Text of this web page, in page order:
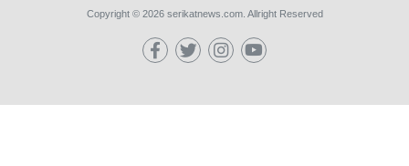
Copyright © 2026 serikatnews.com. Allright Reserved